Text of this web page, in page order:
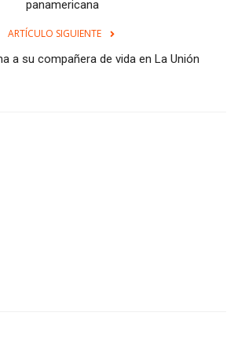
panamericana
ARTÍCULO SIGUIENTE
a su compañera de vida en La Unión